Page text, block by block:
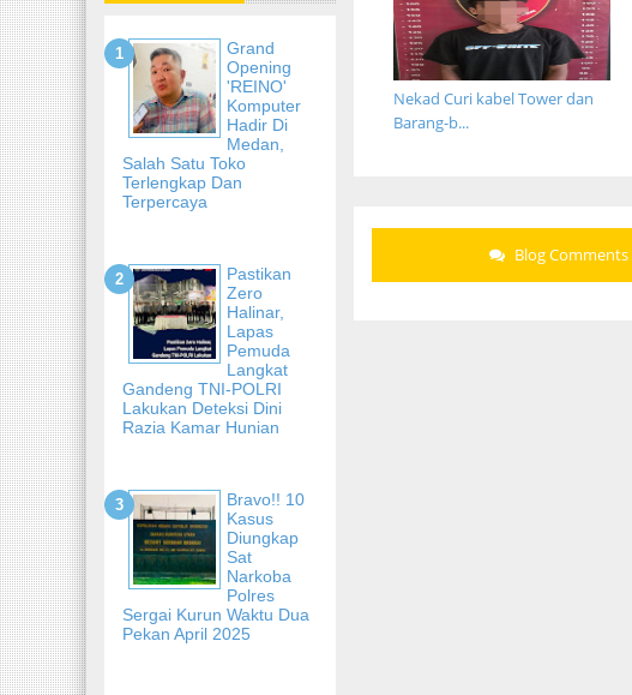
Grand
Opening
'REINO'
Komputer
Hadir Di
Medan,
Salah Satu Toko
Terlengkap Dan
Terpercaya
Pastikan
Zero
Halinar,
Lapas
Pemuda
Langkat
Gandeng TNI-POLRI
Lakukan Deteksi Dini
Razia Kamar Hunian
Bravo!! 10
Kasus
Diungkap
Sat
Narkoba
Polres
Sergai Kurun Waktu Dua
Pekan April 2025
Nekad Curi kabel Tower dan
Barang-b...
Blog Comments